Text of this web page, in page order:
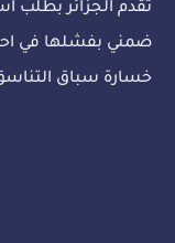
خسارة سباق